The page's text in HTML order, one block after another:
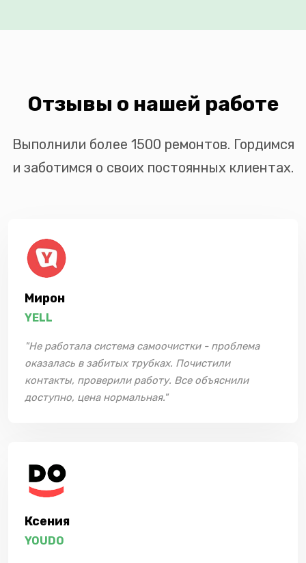
Отзывы о нашей работе
Выполнили более 1500 ремонтов. Гордимся
и заботимся о своих постоянных клиентах.
Мирон
YELL
"Не работала система самоочистки - проблема
оказалась в забитых трубках. Почистили
контакты, проверили работу. Все объяснили
доступно, цена нормальная."
Ксения
YOUDO